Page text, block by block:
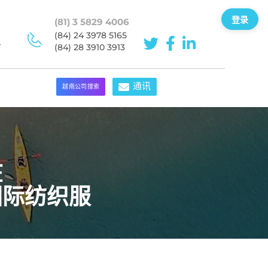
(81) 3 5829 4006
(84) 24 3978 5165
(84) 28 3910 3913
越南公司搜索 通讯
纺织服
登录